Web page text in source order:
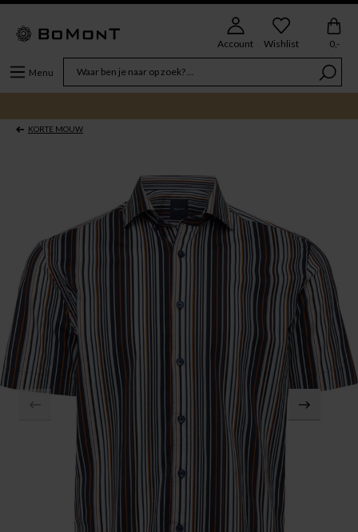
Menu
Account Wishlist 0,-
KORTE MOUW